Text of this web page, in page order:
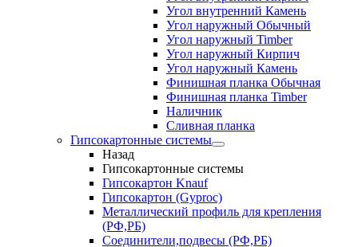
Угол внутренний Камень
Угол наружный Обычный
Угол наружный Timber
Угол наружный Кирпич
Угол наружный Камень
Финишная планка Обычная
Финишная планка Timber
Наличник
Сливная планка
Гипсокартонные системы
Назад
Гипсокартонные системы
Гипсокартон Knauf
Гипсокартон (Gyproc)
Металлический профиль для крепления
(РФ,РБ)
Соединители,подвесы (РФ,РБ)